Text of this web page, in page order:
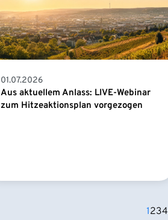
01.07.2026
Aus aktuellem Anlass: LIVE-Webinar
zum Hitzeaktionsplan vorgezogen
1234